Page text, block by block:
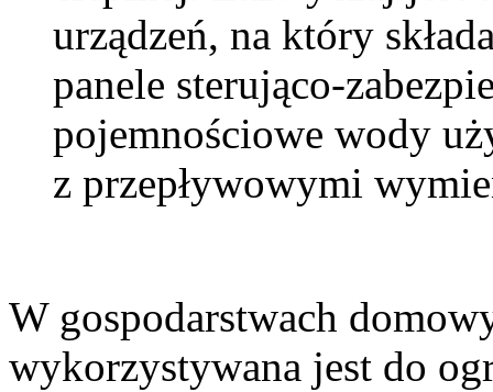
urządzeń, na który
panele sterująco-
pojemnościowe wody
z przepływowymi
W gospodarstwach
wykorzystywana jest do